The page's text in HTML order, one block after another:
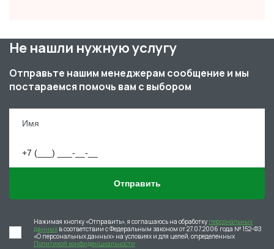
Не нашли нужную услугу
Отправьте нашим менеджерам сообщение и мы
постараемся помочь вам с выбором
Отправить
Нажимая кнопку «Отправить», я соглашаюсь на обработку персональных
данных в соответствии с Федеральным законом от 27.07.2006 года № 152-ФЗ
«О персональных данных» на условиях и для целей, определенных
Политикой конфиденциальности